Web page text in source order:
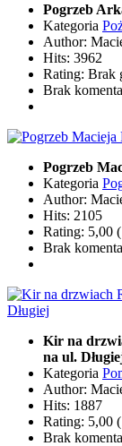
Pogrzeb
Kategoria
Author:
Hits: 3962
Rating: Brak
Brak
Pogrzeb
Kategoria
Author:
Hits: 2105
Rating: 5,00
Brak
Kir na
na ul.
Kategoria
Author:
Hits: 1887
Rating: 5,00
Brak